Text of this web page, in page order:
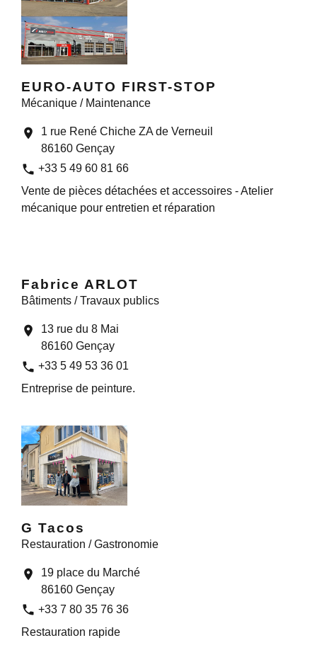
EURO-AUTO FIRST-STOP
Mécanique / Maintenance
location_on
1 rue René Chiche ZA de Verneuil
86160 Gençay
phone +33 5 49 60 81 66
Vente de pièces détachées et accessoires - Atelier
mécanique pour entretien et réparation
Fabrice ARLOT
Bâtiments / Travaux publics
location_on
13 rue du 8 Mai
86160 Gençay
phone +33 5 49 53 36 01
Entreprise de peinture.
G Tacos
Restauration / Gastronomie
location_on
19 place du Marché
86160 Gençay
phone +33 7 80 35 76 36
Restauration rapide